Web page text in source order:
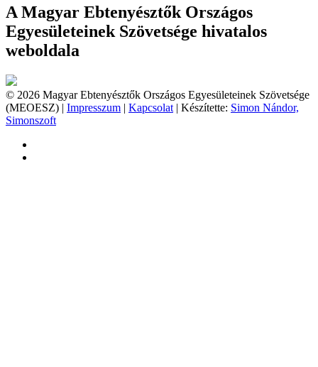
A Magyar Ebtenyésztők Országos
Egyesületeinek Szövetsége hivatalos
weboldala
© 2026 Magyar Ebtenyésztők Országos Egyesületeinek Szövetsége
(MEOESZ) | Impresszum | Kapcsolat | Készítette: Simon Nándor,
Simonszoft